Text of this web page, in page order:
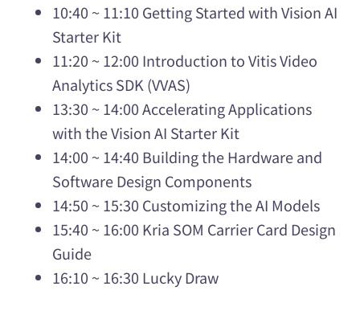
10:40 ~ 11:10 Getting Started with Vision AI
Starter Kit
11:20 ~ 12:00 Introduction to Vitis Video
Analytics SDK (VVAS)
13:30 ~ 14:00 Accelerating Applications
with the Vision AI Starter Kit
14:00 ~ 14:40 Building the Hardware and
Software Design Components
14:50 ~ 15:30 Customizing the AI Models
15:40 ~ 16:00 Kria SOM Carrier Card Design
Guide
16:10 ~ 16:30 Lucky Draw